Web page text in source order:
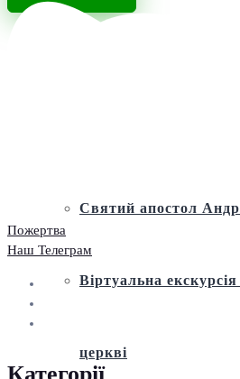
Святий апостол
Віртуальна
церкві
Пожертва
Наш Телеграм
Категорії